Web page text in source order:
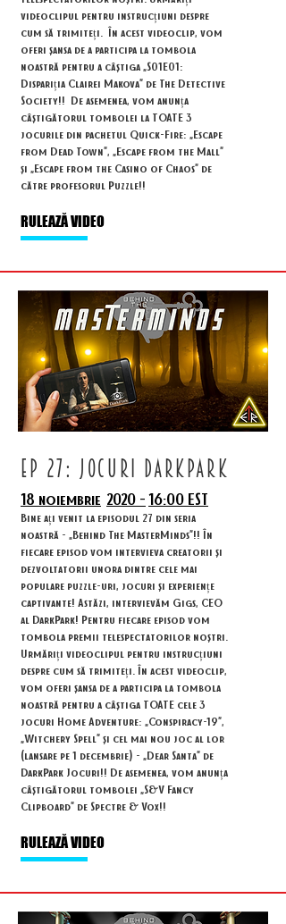
videoclipul pentru instrucțiuni despre
cum să trimiteți.
În acest videoclip, vom
oferi șansa de a participa la tombola
noastră pentru a câștiga „S01E01:
Dispariția Clairei Makova” de The Detective
Society!! De asemenea, vom anunța
câștigătorul tombolei la TOATE 3
jocurile din pachetul Quick-Fire: „Escape
from Dead Town”, „Escape from the Mall”
și „Escape from the Casino of Chaos” de
către profesorul Puzzle!!
RULEAZĂ VIDEO
ep 27: JOCURI DARKPARK
18 noiembrie 2020 - 16:00 EST
Bine ați venit la episodul 27 din seria
noastră - „Behind The MasterMinds”!! În
fiecare episod vom intervieva creatorii și
dezvoltatorii unora dintre cele mai
populare puzzle-uri, jocuri și experiențe
captivante! Astăzi, intervievăm Gigs, CEO
al DarkPark! Pentru fiecare episod vom
tombola premii telespectatorilor noștri.
Urmăriți videoclipul pentru instrucțiuni
despre cum să trimiteți. În acest videoclip,
vom oferi șansa de a participa la tombola
noastră pentru a câștiga TOATE cele 3
jocuri Home Adventure: „Conspiracy-19”,
„Witchery Spell” și cel mai nou joc al lor
(lansare pe 1 decembrie) - „Dear Santa” de
DarkPark Jocuri!! De asemenea, vom anunța
câștigătorul tombolei „S&V Fancy
Clipboard” de Spectre & Vox!!
RULEAZĂ VIDEO